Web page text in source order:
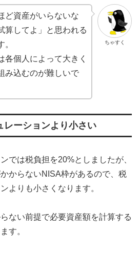
ちゃすく
ど資産がいらないな
算してよ」と思われる
各個人によって大きく
み込むのが難しいで
レーションより小さい
では税負担を20%としましたが、
からないNISA枠があるので、税
よりも小さくなります。
ない前提で必要資産額を計算する
す。